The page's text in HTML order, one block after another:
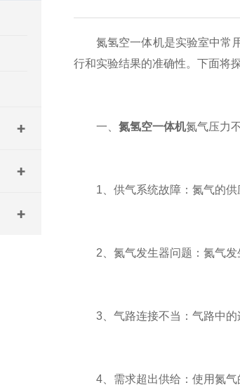
氮氢空一体机是实验室中常用
行和实验结果的准确性。下面将
一、 氮氢空一体机氮气压力
1、供气系统故障：氮气的供
2、氮气发生器问题：氮气发
3、气路连接不当：气路中的
4、需求超出供给：使用氮气